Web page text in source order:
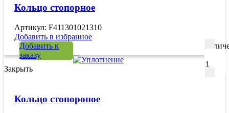
Кольцо стопорное
Артикул: F411301021310
Добавить в избранное
Добавить к
заказу
Закрыть
Кольцо стопороное